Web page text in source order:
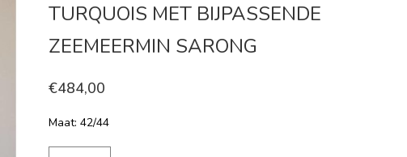
TURQUOIS MET BIJPASSENDE
ZEEMEERMIN SARONG
€484,00
Maat: 42/44